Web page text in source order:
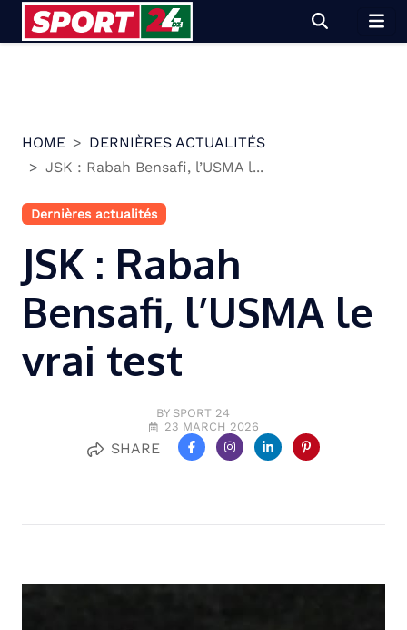
HOME
DERNIÈRES ACTUALITÉS
JSK : Rabah Bensafi, l’USMA l...
Dernières actualités
JSK : Rabah
Bensafi, l’USMA le
vrai test
BY SPORT 24
23 MARCH 2026
SHARE